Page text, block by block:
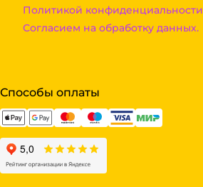
Политикой конфиденциальности
Согласием на обработку данных.
Способы оплаты